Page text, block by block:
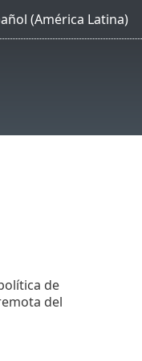
(América Latina)
de
del